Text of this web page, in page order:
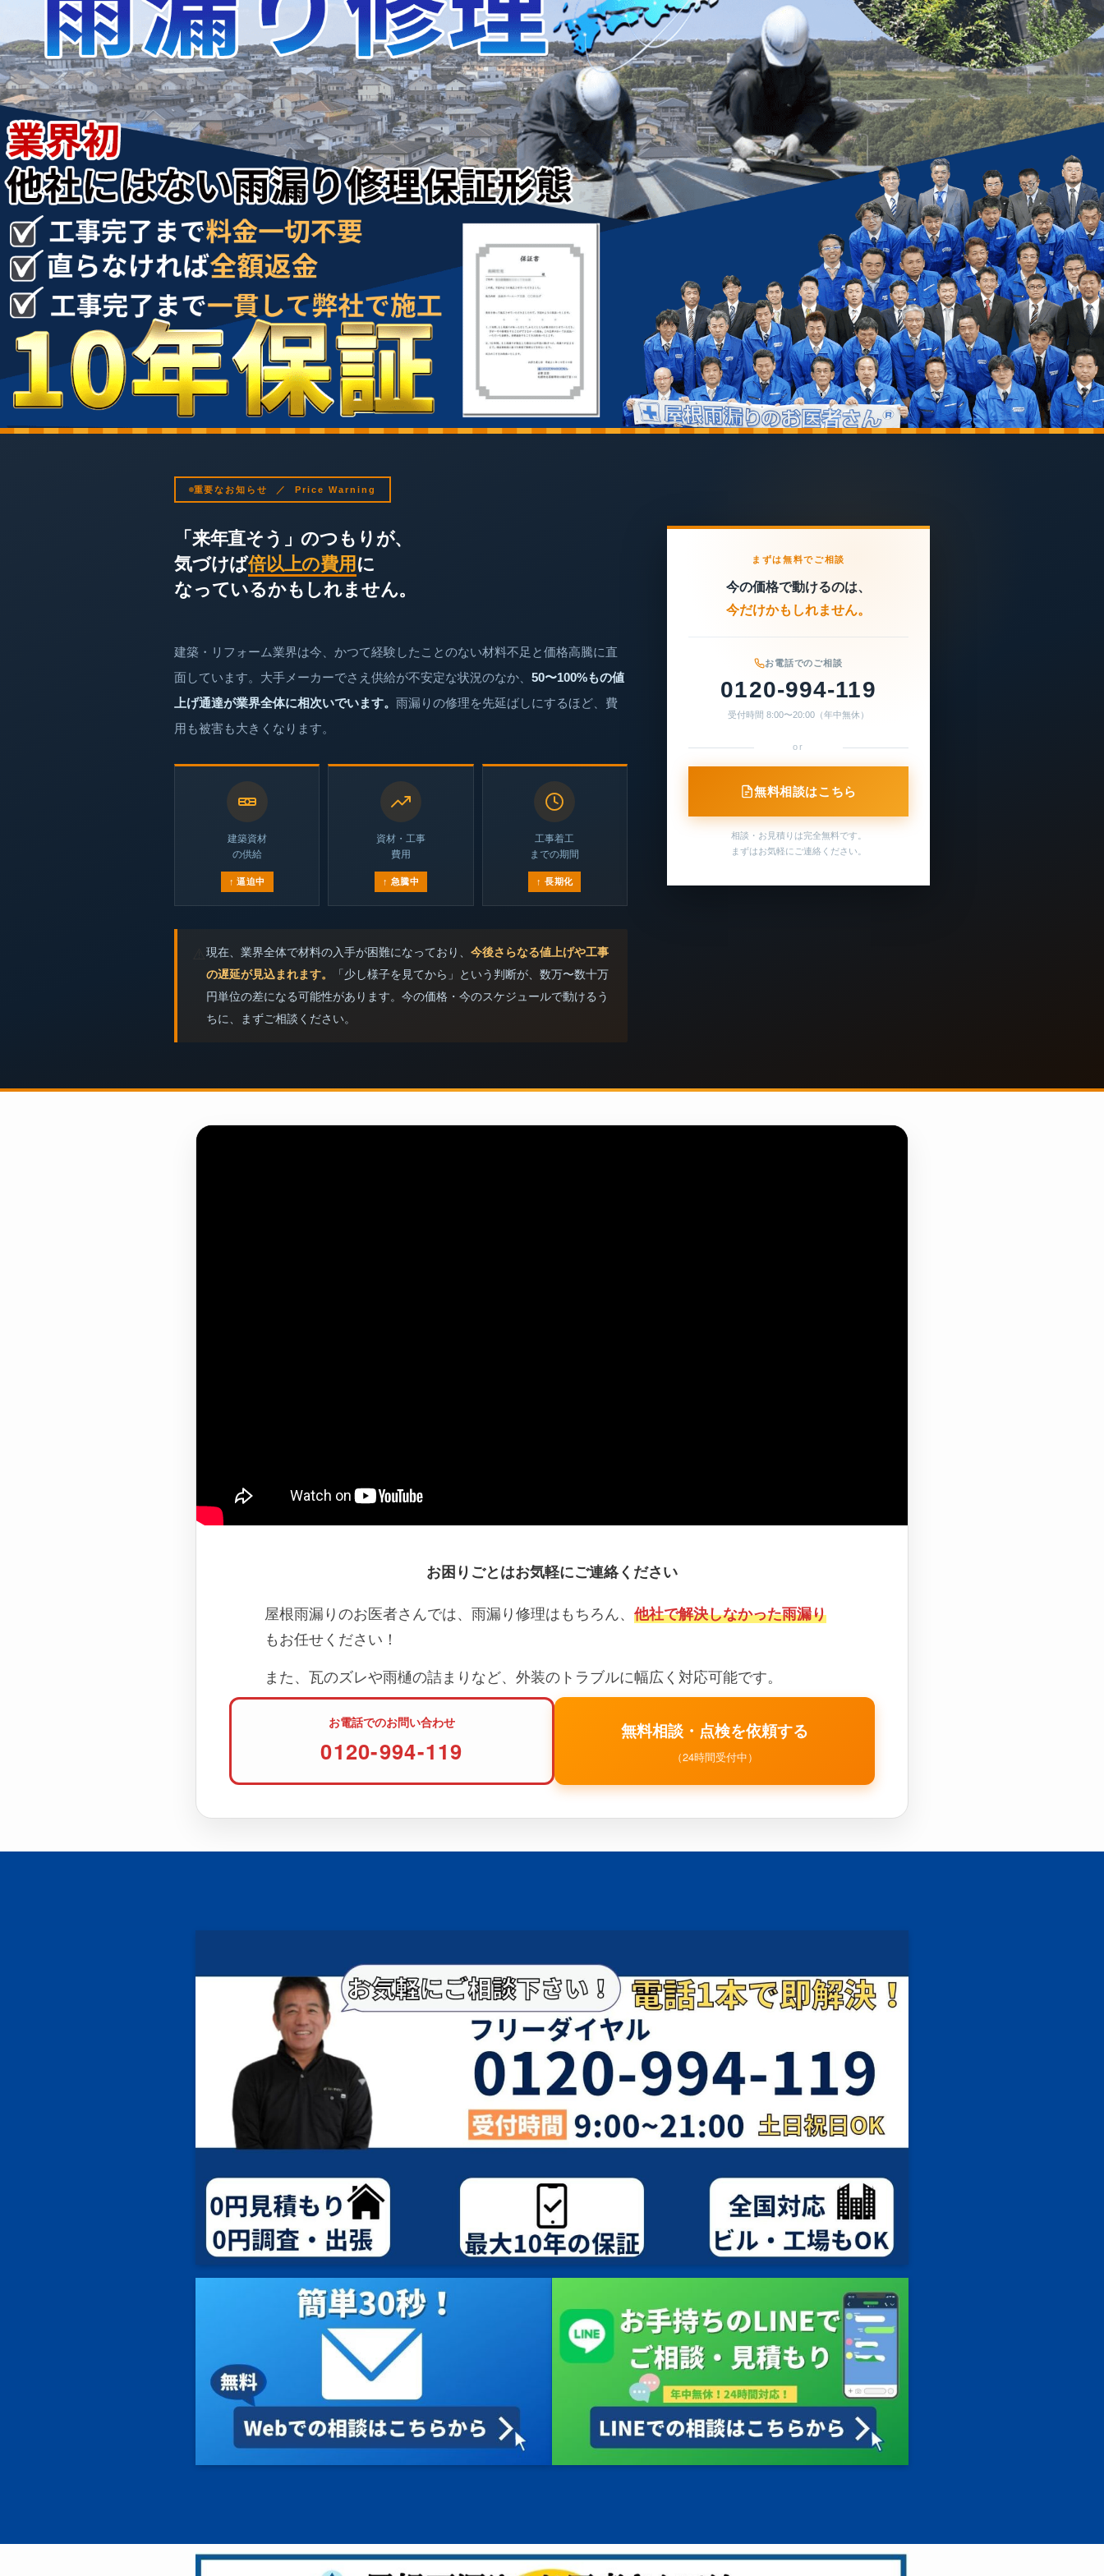
重要なお知らせ ／ Price Warning
「来年直そう」のつもりが、
気づけば倍以上の費用 に
なっているかもしれません。
建築・リフォーム業界は今、かつて経験したことのない材料不足と価格高騰に直
面しています。大手メーカーでさえ供給が不安定な状況のなか、 50〜100%もの値
上げ通達が業界全体に相次いでいます。 雨漏りの修理を先延ばしにするほど、費
用も被害も大きくなります。
建築資材
の供給
↑ 逼迫中
資材・工事
費用
↑ 急騰中
工事着工
までの期間
↑ 長期化
現在、業界全体で材料の入手が困難になっており、 今後さらなる値上げや工事
の遅延が見込まれます。
「少し様子を見てから」という判断が、数万〜数十万
円単位の差になる可能性があります。今の価格・今のスケジュールで動けるう
ちに、まずご相談ください。
まずは無料でご相談
今の価格で動けるのは、
今だけかもしれません。
お電話でのご相談
0120-994-119
受付時間 8:00〜20:00（年中無休）
or
無料相談はこちら
相談・お見積りは完全無料です。
まずはお気軽にご連絡ください。
お困りごとはお気軽にご連絡ください
屋根雨漏りのお医者さんでは、雨漏り修理はもちろん、 他社で解決しなかった雨漏り
もお任せください！
また、瓦のズレや雨樋の詰まりなど、外装のトラブルに幅広く対応可能です。
お電話でのお問い合わせ
0120-994-119
無料相談・点検を依頼する
（24時間受付中）